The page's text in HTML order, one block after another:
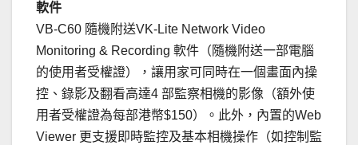
軟件
VB-C60 隨機附送VK-Lite Network Video
Monitoring & Recording 軟件（隨機附送一部電腦
的使用者受權證），讓用家可同時在一個畫面內操
控、錄影及翻看高達4 部監察相機的影像（額外使
用者受權證為每部港幣$150）。此外，內置的Web
Viewer 更支援即時監控及基本相機操作（如控制監